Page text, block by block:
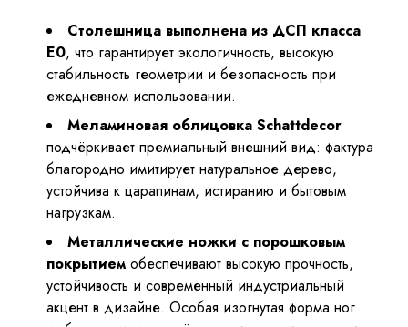
Столешница выполнена из ДСП класса
E0, что гарантирует экологичность, высокую
стабильность геометрии и безопасность при
ежедневном использовании.
Меламиновая облицовка Schattdecor
подчёркивает премиальный внешний вид: фактура
благородно имитирует натуральное дерево,
устойчива к царапинам, истиранию и бытовым
нагрузкам.
Металлические ножки с порошковым
покрытием обеспечивают высокую прочность,
устойчивость и современный индустриальный
акцент в дизайне. Особая изогнутая форма ног